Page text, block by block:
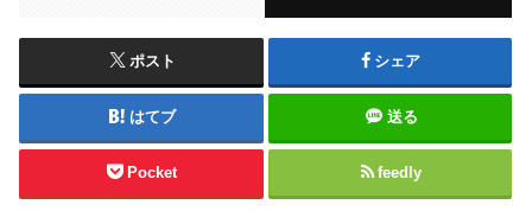
ポスト シェア
はてブ 送る
Pocket feedly